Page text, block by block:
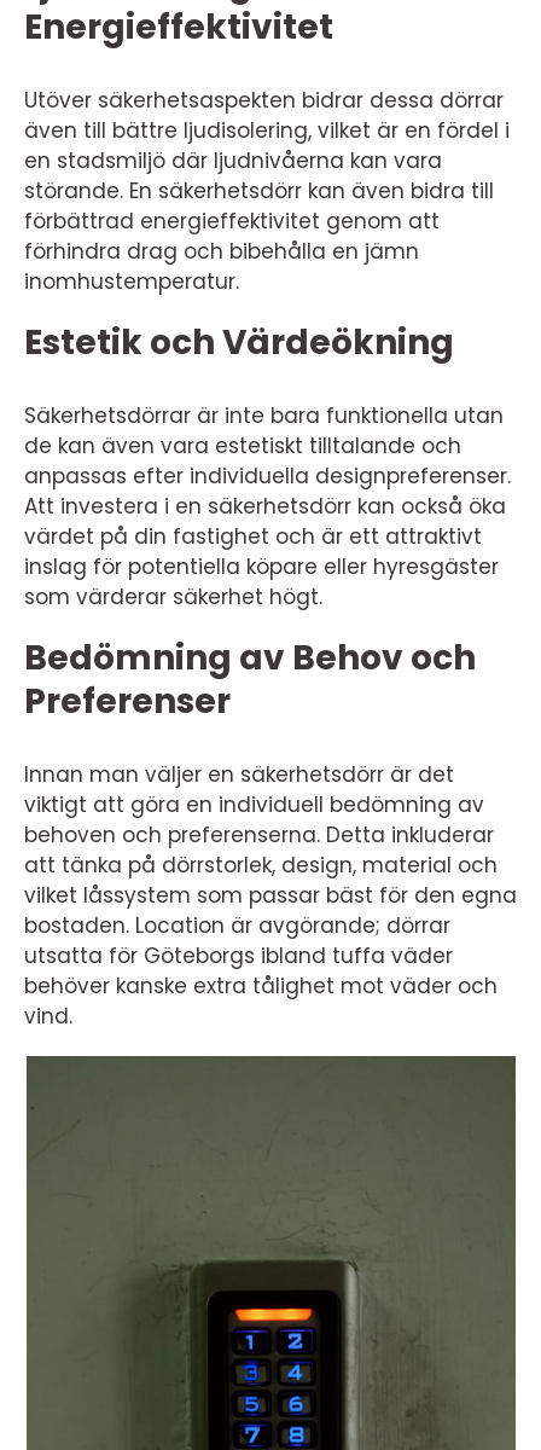
Energieffektivitet
Utöver säkerhetsaspekten bidrar dessa dörrar
även till bättre ljudisolering, vilket är en fördel i
en stadsmiljö där ljudnivåerna kan vara
störande. En säkerhetsdörr kan även bidra till
förbättrad energieffektivitet genom att
förhindra drag och bibehålla en jämn
inomhustemperatur.
Estetik och Värdeökning
Säkerhetsdörrar är inte bara funktionella utan
de kan även vara estetiskt tilltalande och
anpassas efter individuella designpreferenser.
Att investera i en säkerhetsdörr kan också öka
värdet på din fastighet och är ett attraktivt
inslag för potentiella köpare eller hyresgäster
som värderar säkerhet högt.
Bedömning av Behov och
Preferenser
Innan man väljer en säkerhetsdörr är det
viktigt att göra en individuell bedömning av
behoven och preferenserna. Detta inkluderar
att tänka på dörrstorlek, design, material och
vilket låssystem som passar bäst för den egna
bostaden. Location är avgörande; dörrar
utsatta för Göteborgs ibland tuffa väder
behöver kanske extra tålighet mot väder och
vind.